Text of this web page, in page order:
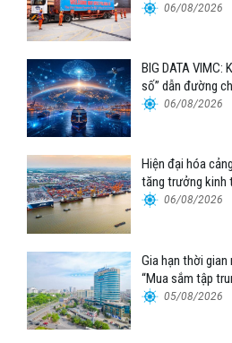
06/08/2026
BIG DATA VIMC:
số” dẫn đường
06/08/2026
Hiện đại hóa
tăng trưởng kinh
06/08/2026
Gia hạn thời
“Mua sắm tập
Tổng công ty
05/08/2026